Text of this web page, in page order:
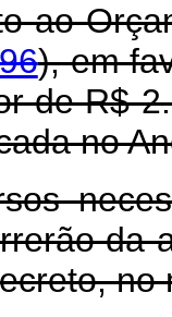
ao
), em
de R$
no
da